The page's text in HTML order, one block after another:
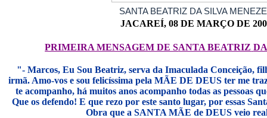
SANTA BEATRIZ DA SILVA
JACAREÍ, 08 DE MARÇO DE
PRIMEIRA MENSAGEM DE SANTA BEATRIZ
"- Marcos, Eu Sou Beatriz, serva da Imaculada Conceição,
irmã. Amo-vos e sou felicíssima pela MÃE DE DEUS ter me
te acompanho, há muitos anos acompanho todas as pessoas
Que os defendo! E que rezo por este santo lugar, por essas
Obra que a SANTA MÃE de DEUS veio